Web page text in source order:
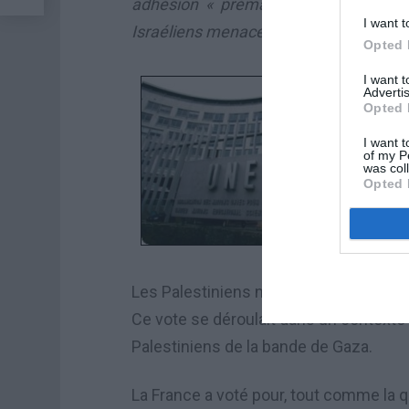
I want
Opted
I want
Opted
I want
of my
was
Opted
adhésion « prématurée » pour de
Israéliens menacent de couper leur
Les Palestiniens n’y bénéficiaient
Ce vote se déroulait dans un
Palestiniens de la bande de Gaza.
La France a voté pour, tout comme la